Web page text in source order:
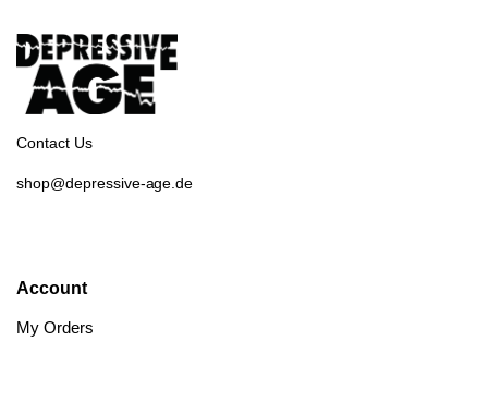
Contact Us
shop@depressive-age.de
Account
My Orders